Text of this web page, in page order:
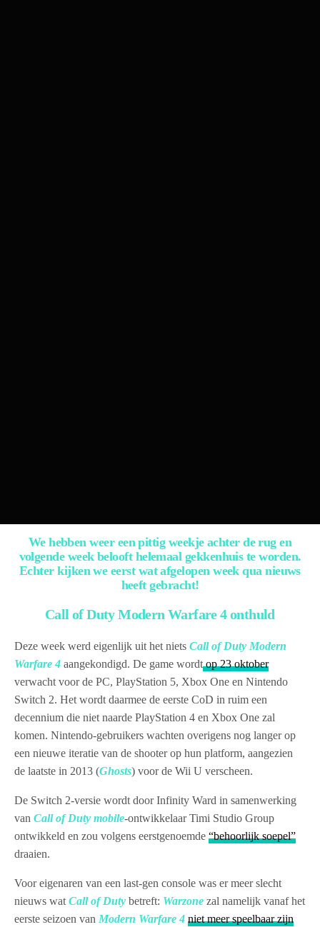
We hebben weer een pittig weekje achter de rug en
volgende week belooft helemaal gekkenhuis te worden.
Echter kijken we eerst wat afgelopen week qua nieuws
heeft gebracht!
Call of Duty Modern Warfare 4 onthuld
Deze week werd eigenlijk uit het nietsCall of Duty Modern
Warfare 4 aangekondigd. De game wordtop 23 oktober
verwacht voor de PC, PlayStation 5, Xbox One en Nintendo
Switch 2. Het wordt daarmee de eerste CoD in ruim een
decennium die niet naarde PlayStation 4 en Xbox One zal
komen. Nintendo-gebruikers wachten overigens nog langer op
een nieuwe iteratie van de shooter op hun platform, aangezien
de laatste in 2013 (Ghosts) voor de Wii U verscheen.
De Switch 2-versie wordt door Infinity Ward in samenwerking
vanCall of Duty mobile-ontwikkelaar Timi Studio Group
ontwikkeld en zou volgens eerstgenoemde“behoorlijk soepel”
draaien.
Voor eigenaren van een last-gen console was er meer slecht
nieuws watCall of Dutybetreft: Warzone zal namelijk vanaf het
eerste seizoen van Modern Warfare 4 niet meer speelbaar zijn